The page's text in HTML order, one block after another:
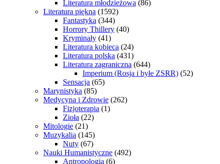
Literatura młodzieżowa (86)
Literatura piękna (1592)
Fantastyka (344)
Horrory Thillery (40)
Kryminały (41)
Literatura kobieca (24)
Literatura polska (431)
Literatura zagraniczna (644)
Imperium (Rosja i byłe ZSRR) (52)
Sensacja (65)
Marynistyka (85)
Medycyna i Zdrowie (262)
Fizjoterapia (1)
Zioła (22)
Mitologie (21)
Muzykalia (145)
Nuty (67)
Nauki Humanistyczne (492)
Antropologia (6)